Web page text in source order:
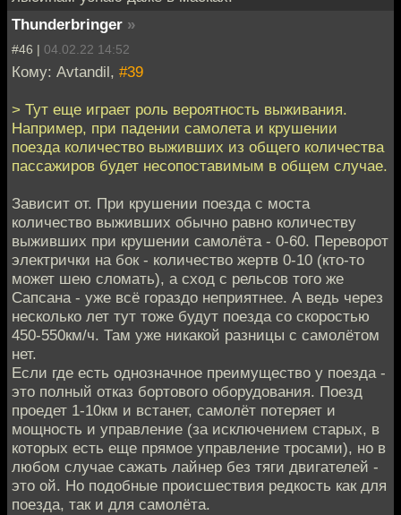
Thunderbringer »
#46 | 04.02.22 14:52
Кому: Avtandil, #39
> Тут еще играет роль вероятность выживания.
Например, при падении самолета и крушении
поезда количество выживших из общего количества
пассажиров будет несопоставимым в общем случае.
Зависит от. При крушении поезда с моста
количество выживших обычно равно количеству
выживших при крушении самолёта - 0-60. Переворот
электрички на бок - количество жертв 0-10 (кто-то
может шею сломать), а сход с рельсов того же
Сапсана - уже всё гораздо неприятнее. А ведь через
несколько лет тут тоже будут поезда со скоростью
450-550км/ч. Там уже никакой разницы с самолётом
нет.
Если где есть однозначное преимущество у поезда -
это полный отказ бортового оборудования. Поезд
проедет 1-10км и встанет, самолёт потеряет и
мощность и управление (за исключением старых, в
которых есть еще прямое управление тросами), но в
любом случае сажать лайнер без тяги двигателей -
это ой. Но подобные происшествия редкость как для
поезда, так и для самолёта.